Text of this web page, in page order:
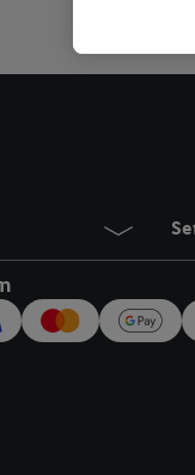
klant
Als je
eerder
Lidl-
mailadres
Door te
Door op
inclusief over
over de